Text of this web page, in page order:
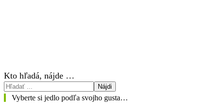
Kto hľadá, nájde …
Nájdi
Vyberte si jedlo podľa svojho gusta…